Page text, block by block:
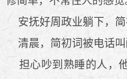
安抚好周政业躺下，简
清晨，简初词被电话叫
担心吵到熟睡的人，